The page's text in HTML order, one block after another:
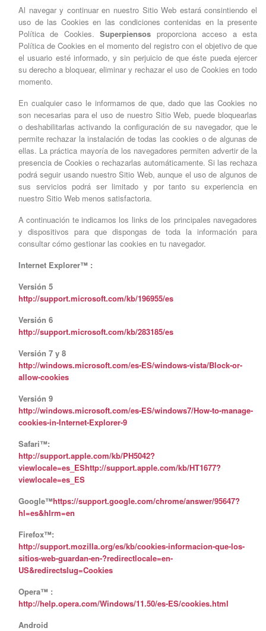
Al navegar y continuar en nuestro Sitio Web estará consintiendo el
uso de las Cookies en las condiciones contenidas en la presente
Política de Cookies.Superpiensos proporciona acceso a esta
Política de Cookies en el momento del registro con el objetivo de que
el usuario esté informado, y sin perjuicio de que éste pueda ejercer
su derecho a bloquear, eliminar y rechazar el uso de Cookies en todo
momento.
En cualquier caso le informamos de que, dado que las Cookies no
son necesarias para el uso de nuestro Sitio Web, puede bloquearlas
o deshabilitarlas activando la configuración de su navegador, que le
permite rechazar la instalación de todas las cookies o de algunas de
ellas. La práctica mayoría de los navegadores permiten advertir de la
presencia de Cookies o rechazarlas automáticamente. Si las rechaza
podrá seguir usando nuestro Sitio Web, aunque el uso de algunos de
sus servicios podrá ser limitado y por tanto su experiencia en
nuestro Sitio Web menos satisfactoria.
A continuación te indicamos los links de los principales navegadores
y dispositivos para que dispongas de toda la información para
consultar cómo gestionar las cookies en tu navegador.
Internet Explorer™ :
Versión 5
http://support.microsoft.com/kb/196955/es
Versión 6
http://support.microsoft.com/kb/283185/es
Versión 7 y 8
http://windows.microsoft.com/es-ES/windows-vista/Block-or-
allow-cookies
Versión 9
http://windows.microsoft.com/es-ES/windows7/How-to-manage-
cookies-in-Internet-Explorer-9
Safari™:
http://support.apple.com/kb/PH5042?
viewlocale=es_EShttp://support.apple.com/kb/HT1677?
viewlocale=es_ES
Google™https://support.google.com/chrome/answer/95647?
hl=es&hlrm=en
Firefox™:
http://support.mozilla.org/es/kb/cookies-informacion-que-los-
sitios-web-guardan-en-?redirectlocale=en-
US&redirectslug=Cookies
Opera™ :
http://help.opera.com/Windows/11.50/es-ES/cookies.html
Android